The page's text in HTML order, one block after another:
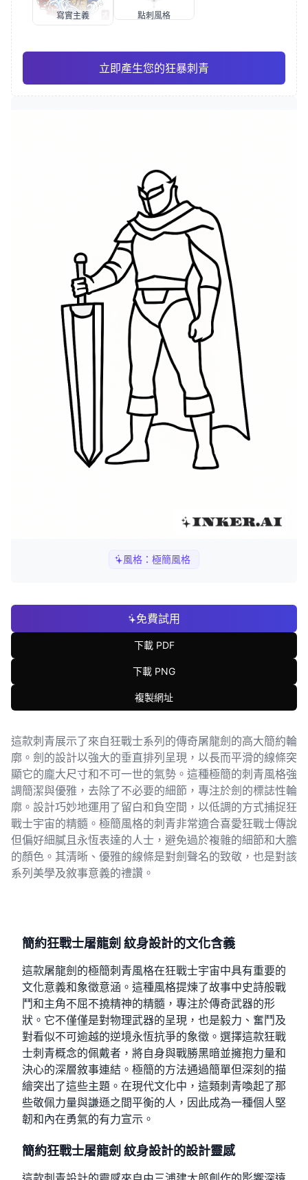
風格： 極簡風格
寫實主義 點刺風格
立即產生您的狂暴刺青
免費試用
下載 PDF
下載 PNG
複製網址
這款刺青展示了來自狂戰士系列的傳奇屠龍劍的高大簡約輪
廓。劍的設計以強大的垂直排列呈現，以長而平滑的線條突
顯它的龐大尺寸和不可一世的氣勢。這種極簡的刺青風格強
調簡潔與優雅，去除了不必要的細節，專注於劍的標誌性輪
廓。設計巧妙地運用了留白和負空間，以低調的方式捕捉狂
戰士宇宙的精髓。極簡風格的刺青非常適合喜愛狂戰士傳說
但偏好細膩且永恆表達的人士，避免過於複雜的細節和大膽
的顏色。其清晰、優雅的線條是對劍聲名的致敬，也是對該
系列美學及敘事意義的禮讚。
簡約狂戰士屠龍劍 紋身設計的文化含義
這款屠龍劍的極簡刺青風格在狂戰士宇宙中具有重要的
文化意義和象徵意涵。這種風格提煉了故事中史詩般戰
鬥和主角不屈不撓精神的精髓，專注於傳奇武器的形
狀。它不僅僅是對物理武器的呈現，也是毅力、奮鬥及
對看似不可逾越的逆境永恆抗爭的象徵。選擇這款狂戰
士刺青概念的佩戴者，將自身與戰勝黑暗並擁抱力量和
決心的深層敘事連結。極簡的方法通過簡單但深刻的描
繪突出了這些主題。在現代文化中，這類刺青喚起了那
些敬佩力量與謙遜之間平衡的人，因此成為一種個人堅
韌和內在勇氣的有力宣示。
簡約狂戰士屠龍劍 紋身設計的設計靈感